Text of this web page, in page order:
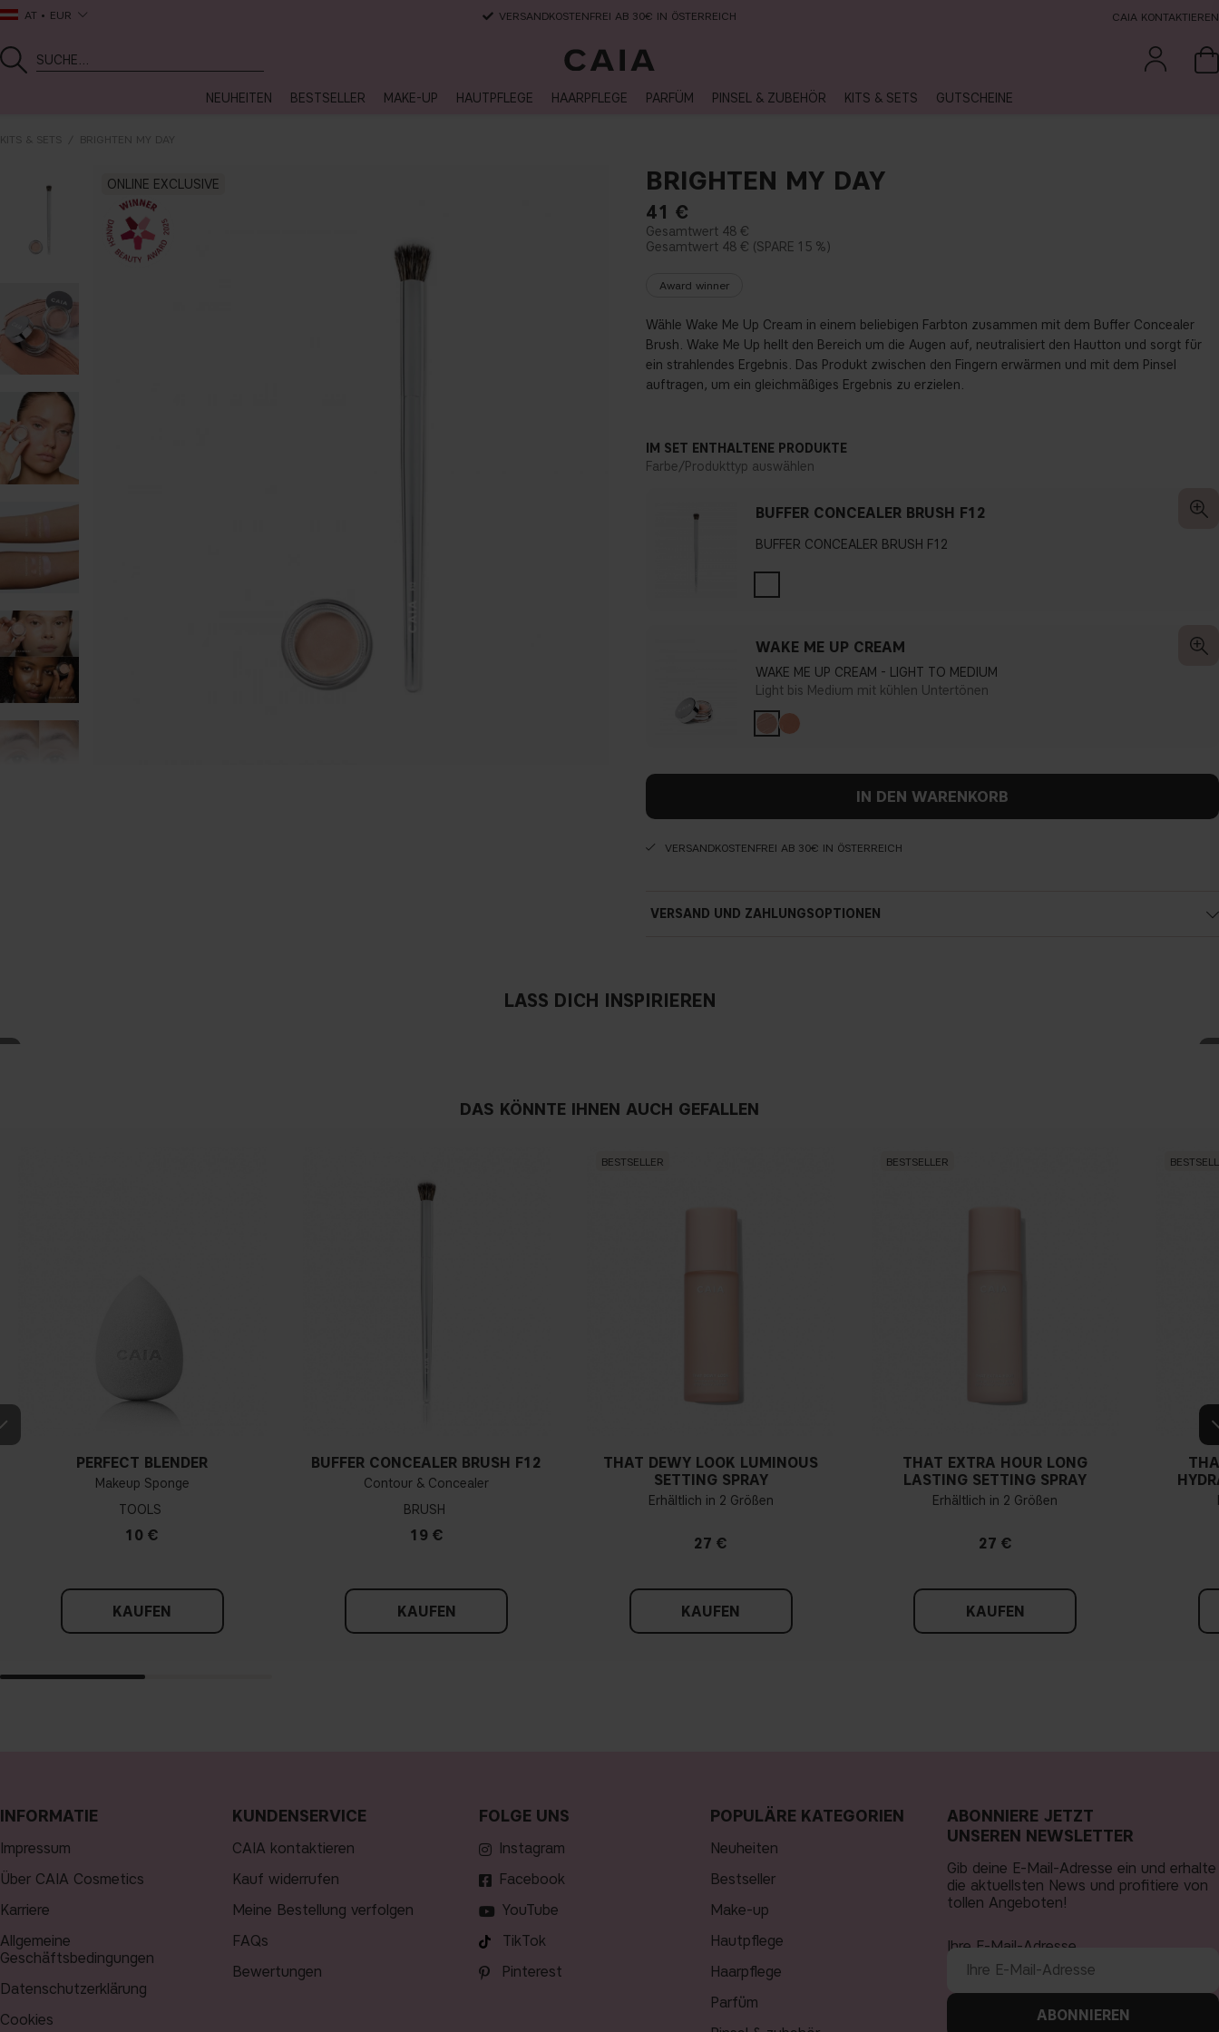
AT EUR VERSANDKOSTENFREI AB 30€ IN ÖSTERREICH CAIA KONTAKTIEREN
NEUHEITEN BESTSELLER MAKE-UP HAUTPFLEGE HAARPFLEGE PARFÜM PINSEL & ZUBEHÖR KITS & SETS GUTSCHEINE
KITS & SETS BRIGHTEN MY DAY
ONLINE EXCLUSIVE BRIGHTEN MY DAY
41 €
48 €
48 €
15 %
Award winner
Wähle Wake Me Up Cream in einem beliebigen Farbton zusammen mit dem Buffer Concealer
Brush. Wake Me Up hellt den Bereich um die Augen auf, neutralisiert den Hautton und sorgt für
ein strahlendes Ergebnis. Das Produkt zwischen den Fingern erwärmen und mit dem Pinsel
auftragen, um ein gleichmäßiges Ergebnis zu erzielen.
IM SET ENTHALTENE PRODUKTE
Farbe/Produkttyp auswählen
BUFFER CONCEALER BRUSH F12
BUFFER CONCEALER BRUSH F12
WAKE ME UP CREAM
WAKE ME UP CREAM - LIGHT TO MEDIUM
Light bis Medium mit kühlen Untertönen
IN DEN WARENKORB
VERSANDKOSTENFREI AB 30€ IN ÖSTERREICH
VERSAND UND ZAHLUNGSOPTIONEN
LASS DICH INSPIRIEREN
DAS KÖNNTE IHNEN AUCH GEFALLEN
PERFECT BLENDER
Makeup Sponge
TOOLS
10 €
KAUFEN
BUFFER CONCEALER BRUSH F12
Contour & Concealer
BRUSH
19 €
KAUFEN
BESTSELLER
THAT DEWY LOOK LUMINOUS
SETTING SPRAY
Erhältlich in 2 Größen
27 €
KAUFEN
BESTSELLER
THAT EXTRA HOUR LONG
LASTING SETTING SPRAY
Erhältlich in 2 Größen
27 €
KAUFEN
INFORMATIE
Impressum
Über CAIA Cosmetics
Karriere
Allgemeine
Geschäftsbedingungen
Datenschutzerklärung
Cookies
KUNDENSERVICE
CAIA kontaktieren
Kauf widerrufen
Meine Bestellung verfolgen
FAQs
Bewertungen
FOLGE UNS
Instagram
Facebook
YouTube
TikTok
Pinterest
POPULÄRE KATEGORIEN
neuheiten
bestseller
make-up
hautpflege
haarpflege
parfüm
ABONNIERE JETZT
UNSEREN NEWSLETTER
Gib deine E-Mail-Adresse ein und erhalte
die aktuellsten News und profitiere von
tollen Angeboten!
Ihre E-Mail-Adresse
ABONNIEREN